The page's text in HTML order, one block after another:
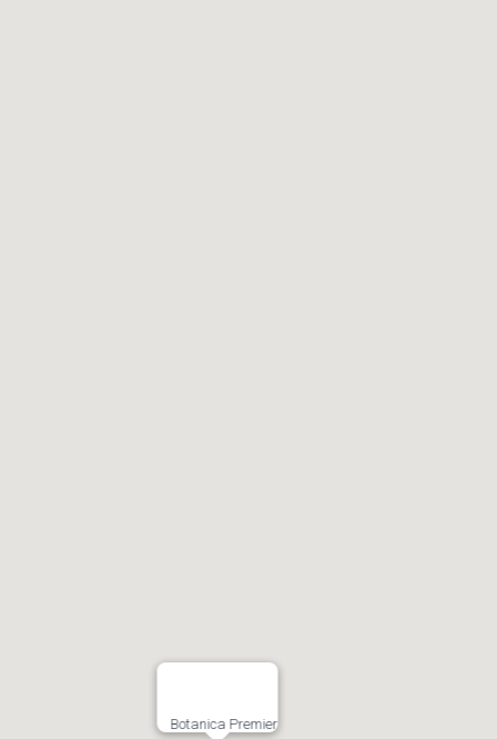
Botanica Premier